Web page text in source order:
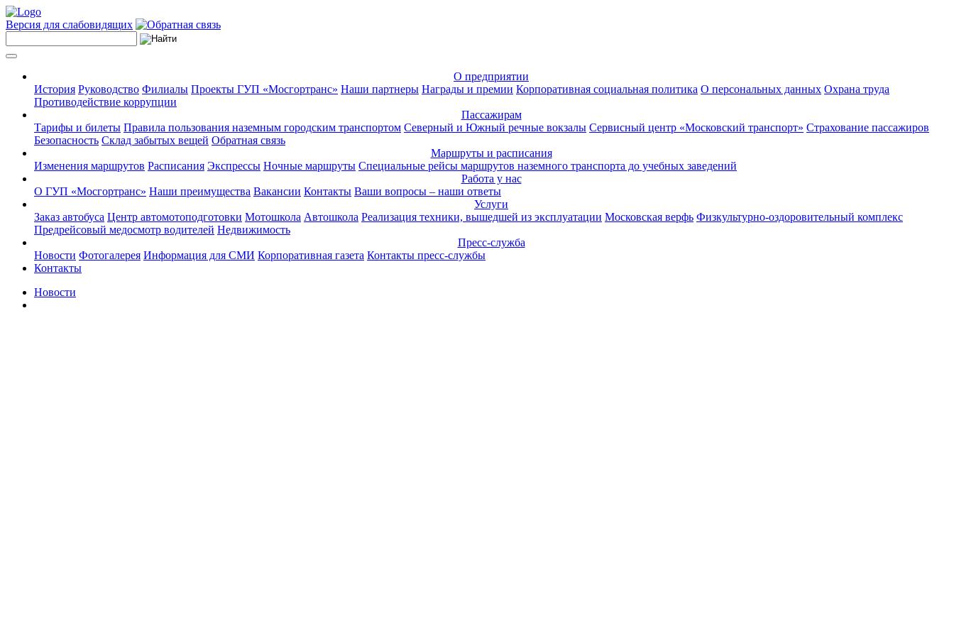
Версия для слабовидящих
О предприятии
История Руководство Филиалы Проекты ГУП «Мосгортранс» Наши партнеры Награды и премии Корпоративная социальная политика О персональных данных Охрана труда
Противодействие коррупции
Пассажирам
Тарифы и билеты Правила пользования наземным городским транспортом Северный и Южный речные вокзалы Сервисный центр «Московский транспорт» Страхование пассажиров
Безопасность Склад забытых вещей Обратная связь
Маршруты и расписания
Изменения маршрутов Расписания Экспрессы Ночные маршруты Специальные рейсы маршрутов наземного транспорта до учебных заведений
Работа у нас
О ГУП «Мосгортранс» Наши преимущества Вакансии Контакты Ваши вопросы – наши ответы
Услуги
Заказ автобуса Центр автомотоподготовки Мотошкола Автошкола Реализация техники, вышедшей из эксплуатации Московская верфь Физкультурно-оздоровительный комплекс
Предрейсовый медосмотр водителей Недвижимость
Пресс-служба
Новости Фотогалерея Информация для СМИ Корпоративная газета Контакты пресс-службы
Контакты
Новости